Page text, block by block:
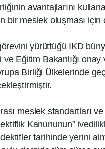
avantajlarını
bir meslek oluşması için
yürüttüğü IKD
Eğitim Bakanlığı
Birliği Ülkelerinde
meslek standartları ve
Kanununun”
tarihinde yerini